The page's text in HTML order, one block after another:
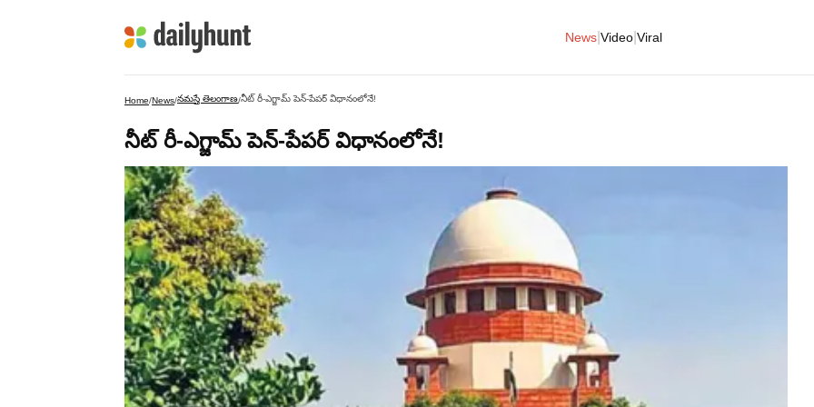
News Video Viral
Home/News/నమస్తే తెలంగాణ/నీట్‌ రీ-ఎగ్జామ్‌ పెన్‌-పేపర్‌ విధానంలోనే!
నీట్‌ రీ-ఎగ్జామ్‌ పెన్‌-పేపర్‌ విధానంలోనే!